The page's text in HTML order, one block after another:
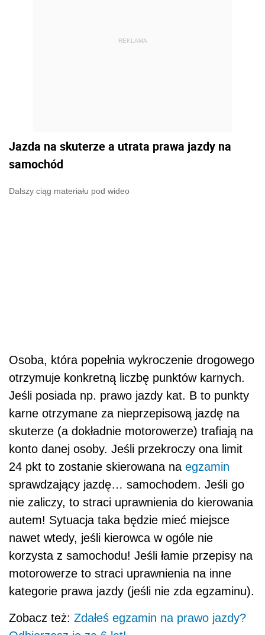
REKLAMA
Jazda na skuterze a utrata prawa jazdy na
samochód
Dalszy ciąg materiału pod wideo
Osoba, która popełnia wykroczenie drogowego
otrzymuje konkretną liczbę punktów karnych.
Jeśli posiada np. prawo jazdy kat. B to punkty
karne otrzymane za nieprzepisową jazdę na
skuterze (a dokładnie motorowerze) trafiają na
konto danej osoby. Jeśli przekroczy ona limit
24 pkt to zostanie skierowana na egzamin
sprawdzający jazdę… samochodem. Jeśli go
nie zaliczy, to straci uprawnienia do kierowania
autem! Sytuacja taka będzie mieć miejsce
nawet wtedy, jeśli kierowca w ogóle nie
korzysta z samochodu! Jeśli łamie przepisy na
motorowerze to straci uprawnienia na inne
kategorie prawa jazdy (jeśli nie zda egzaminu).
Zobacz też: Zdałeś egzamin na prawo jazdy?